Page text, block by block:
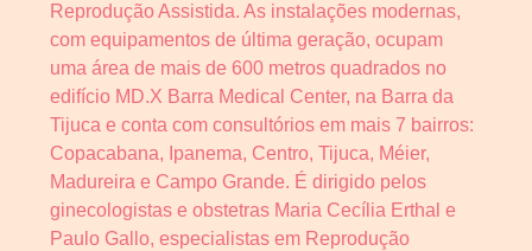
Reprodução Assistida. As instalações modernas,
com equipamentos de última geração, ocupam
uma área de mais de 600 metros quadrados no
edifício MD.X Barra Medical Center, na Barra da
Tijuca e conta com consultórios em mais 7 bairros:
Copacabana, Ipanema, Centro, Tijuca, Méier,
Madureira e Campo Grande. É dirigido pelos
ginecologistas e obstetras Maria Cecília Erthal e
Paulo Gallo, especialistas em Reprodução